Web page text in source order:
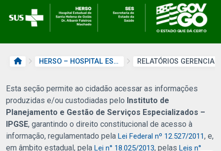
PÁGINA INICIAL HERSO – HOSPITAL ESTADUAL DE SANTA HELENA DE GOIÁS DR. ALBANIR FALEIROS MACHADO
Esta seção permite ao cidadão acessar as informações
produzidas e/ou custodiadas pelo Instituto de
Planejamento e Gestão de Serviços Especializados –
IPGSE, garantindo o direito constitucional de acesso à
informação, regulamentado pela Lei Federal nº 12.527/2011, e,
em âmbito estadual, pela Lei n° 18.025/2013, pelas Leis n°